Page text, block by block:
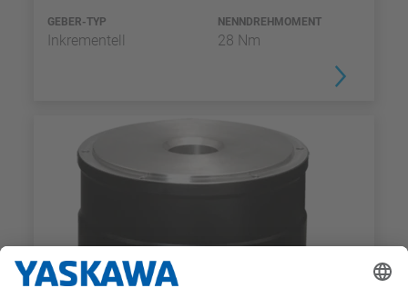
GEBER-TYP
Inkrementell
NENNDREHMOMENT
28 Nm